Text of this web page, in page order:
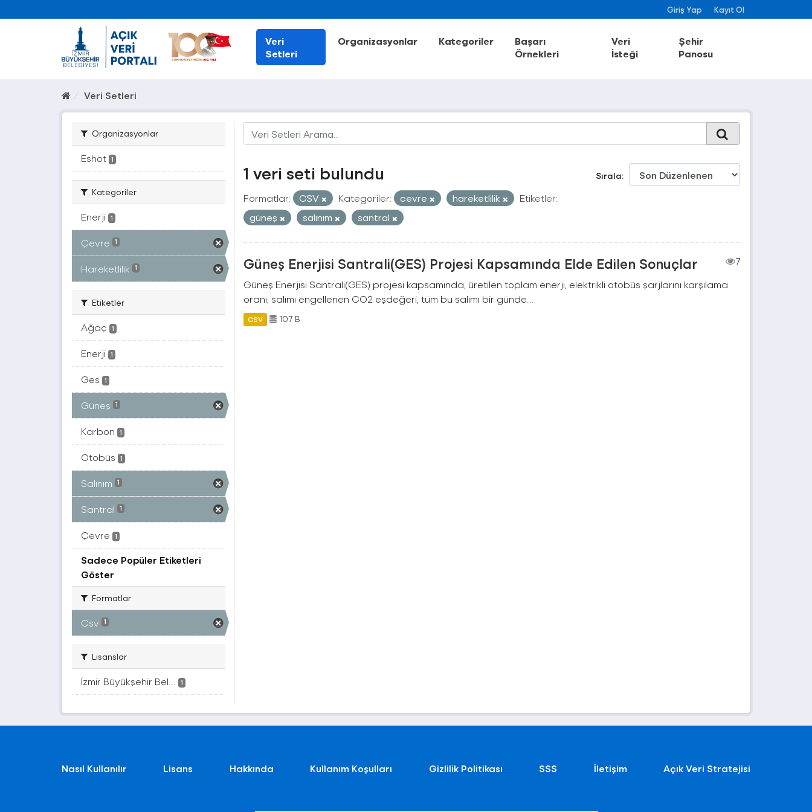
Giriş Yap Kayıt Ol
Veri
Setleri
Organizasyonlar Kategoriler
Başarı
Örnekleri
Veri
İsteği
Şehir
Panosu
Veri Setleri
Organizasyonlar
Eshot 1
Kategoriler
Enerji 1
Çevre 1
Hareketlilik 1
Etiketler
Ağaç 1
Enerji 1
Ges 1
Güneş 1
Karbon 1
Otobüs 1
Salınım 1
Santral 1
Çevre 1
Sadece Popüler Etiketleri
Göster
Formatlar
Csv 1
Lisanslar
İzmir Büyükşehir Bel... 1
Sırala
1 veri seti bulundu
Formatlar: CSV Kategoriler: cevre hareketlilik
Etiketler:
güneş
salınım santral
Güneş Enerjisi Santrali(GES) Projesi Kapsamında Elde Edilen Sonuçlar
7
Güneş Enerjisi Santrali(GES) projesi kapsamında, üretilen toplam enerji, elektrikli otobüs şarjlarını karşılama
oranı, salımı engellenen CO2 eşdeğeri, tüm bu salımı bir günde...
CSV 107 B
Nasıl Kullanılır Lisans Hakkında Kullanım Koşulları Gizlilik Politikası SSS İletişim Açık Veri Stratejisi